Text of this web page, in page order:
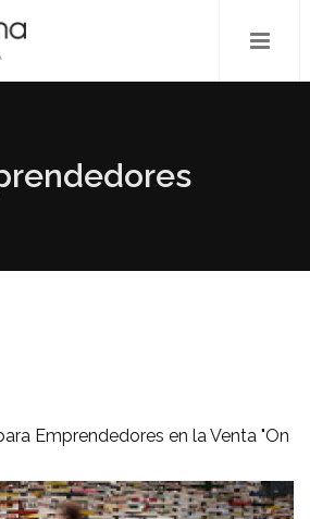
Emprendedores en la Venta "On